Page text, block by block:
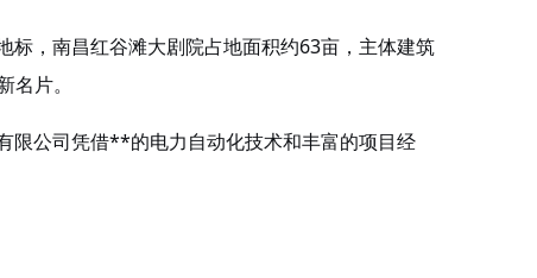
，南昌红谷滩大剧院占地面积约63亩，主体建筑
片。
公司凭借**的电力自动化技术和丰富的项目经